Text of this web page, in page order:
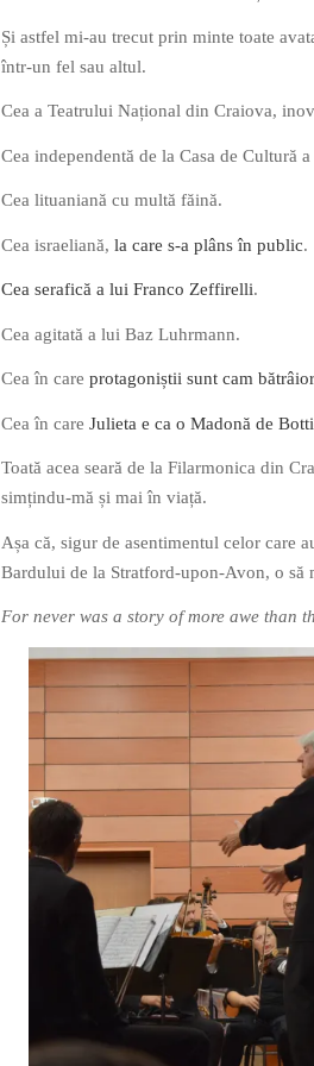
Și astfel mi-au trecut prin minte toate
într-un fel sau altul.
Cea a Teatrului Național din Craiova,
Cea independentă de la Casa de Cultură
Cea lituaniană cu multă făină.
Cea israeliană, la care s-a plâns în public.
Cea serafică a lui Franco Zeffirelli.
Cea agitată a lui Baz Luhrmann.
Cea în care protagoniștii sunt cam
Cea în care Julieta e ca o Madonă de
Toată acea seară de la Filarmonica din
simțindu-mă și mai în viață.
Așa că, sigur de asentimentul celor care
Bardului de la Stratford-upon-Avon, o să
For never was a story of more awe than